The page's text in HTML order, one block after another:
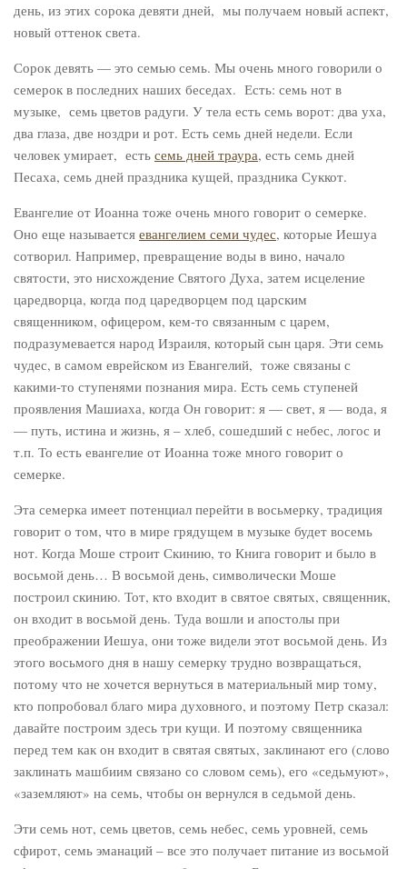
день, из этих сорока девяти дней, мы получаем новый аспект,
новый оттенок света.
Сорок девять — это семью семь. Мы очень много говорили о
семерок в последних наших беседах. Есть: семь нот в
музыке, семь цветов радуги. У тела есть семь ворот: два уха,
два глаза, две ноздри и рот. Есть семь дней недели. Если
человек умирает, есть семь дней траура, есть семь дней
Песаха, семь дней праздника кущей, праздника Суккот.
Евангелие от Иоанна тоже очень много говорит о семерке.
Оно еще называется евангелием семи чудес, которые Иешуа
сотворил. Например, превращение воды в вино, начало
святости, это нисхождение Святого Духа, затем исцеление
царедворца, когда под царедворцем под царским
священником, офицером, кем-то связанным с царем,
подразумевается народ Израиля, который сын царя. Эти семь
чудес, в самом еврейском из Евангелий, тоже связаны с
какими-то ступенями познания мира. Есть семь ступеней
проявления Машиаха, когда Он говорит: я — свет, я — вода, я
— путь, истина и жизнь, я – хлеб, сошедший с небес, логос и
т.п. То есть евангелие от Иоанна тоже много говорит о
семерке.
Эта семерка имеет потенциал перейти в восьмерку, традиция
говорит о том, что в мире грядущем в музыке будет восемь
нот. Когда Моше строит Скинию, то Книга говорит и было в
восьмой день… В восьмой день, символически Моше
построил скинию. Тот, кто входит в святое святых, священник,
он входит в восьмой день. Туда вошли и апостолы при
преображении Иешуа, они тоже видели этот восьмой день. Из
этого восьмого дня в нашу семерку трудно возвращаться,
потому что не хочется вернуться в материальный мир тому,
кто попробовал благо мира духовного, и поэтому Петр сказал:
давайте построим здесь три кущи. И поэтому священника
перед тем как он входит в святая святых, заклинают его (слово
заклинать машбиим связано со словом семь), его «седьмуют»,
«заземляют» на семь, чтобы он вернулся в седьмой день.
Эти семь нот, семь цветов, семь небес, семь уровней, семь
сфирот, семь эманаций – все это получает питание из восьмой